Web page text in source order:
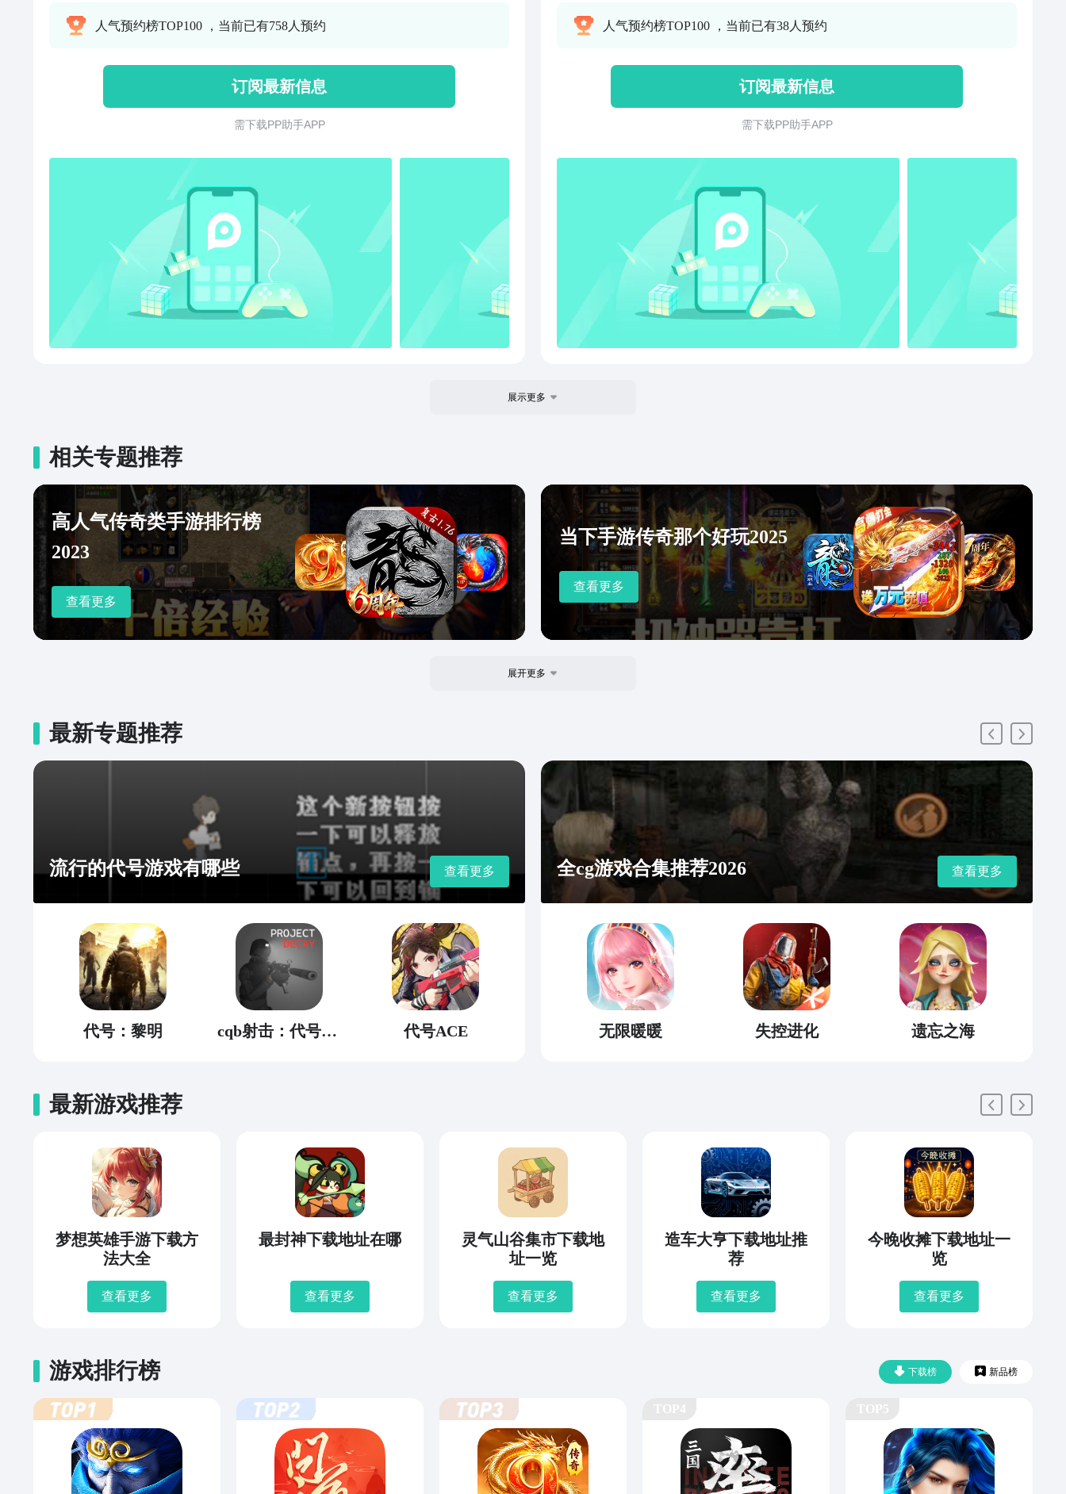
望。然而，残酷的大战让铁驭机甲遭受重创，受损严重的铁
激活部件，亲手将它重新组装完整。为了在这危机四伏的世
界中前进，你需要穿越未知的街区，而每一步都由骰子的滚
动决定。街区中充满随机事件：可能发现隐藏的物资仓库，
也可能遭遇生化人的伏击或致命的陷阱。灵活应对这些挑
领的城市等待你的解救，而载具的每一次升级与改装，都将
让你在战斗中占据优势。孤军奋战终究难以对抗无尽的敌
人。在人才中心，你可以招募身怀绝技的幸存者加入你的小
队。无论是擅长近战的格斗家、精准的狙击手，还是精通机
械维修的工程师，合理的队伍搭配将极大提升你的生存几
率。战斗之中，英雄能量会逐渐积累，当能量充满时，释放
强大的英雄技能，瞬间扭转战局，给予敌人毁灭性打击。
《斗法天地》融合了刺激的战斗、策略性的养成、充满惊喜
人气预约榜TOP100 ，当前已有758人预约
订阅最新信息
需 下 载 P P 助 手 A P P
色： 【海量福利】无首充送神装，自动回收轻松赚元宝 自动
人气预约榜TOP100 ，当前已有38人预约
订阅最新信息
需 下 载 P P 助 手 A P P
展示更多
相关专题推荐
高人气传奇类手游排行榜
2023
查看更多
当下手游传奇那个好玩2025
查看更多
展开更多
最新专题推荐
流行的代号游戏有哪些 查看更多
代号：黎明 cqb射击：代号腐烂 代号ACE
全cg游戏合集推荐2026 查看更多
无限暖暖 失控进化 遗忘之海
最新游戏推荐
梦想英雄手游下载方
法大全
查看更多
最封神下载地址在哪
查看更多
灵气山谷集市下载地
址一览
查看更多
造车大亨下载地址推
荐
查看更多
今晚收摊下载地址一
览
查看更多
下载榜 新品榜
游戏排行榜